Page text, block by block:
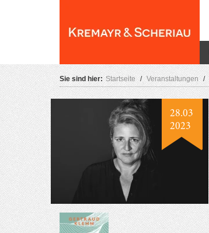
Sie sind hier: Startseite / Veranstaltungen /
28.03
2023